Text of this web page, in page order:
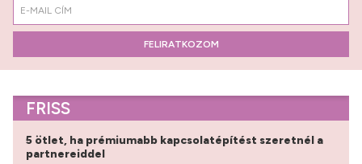
FELIRATKOZOM
FRISS
5 ötlet, ha prémiumabb kapcsolatépítést szeretnél a
partnereiddel